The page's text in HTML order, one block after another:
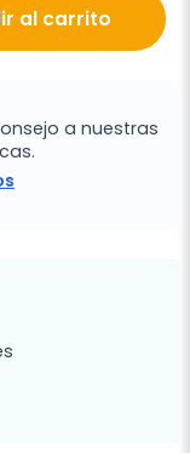
al carrito
a nuestras